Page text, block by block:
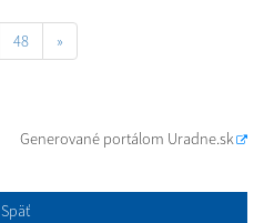
48 »
Generované portálom Uradne.sk
Späť